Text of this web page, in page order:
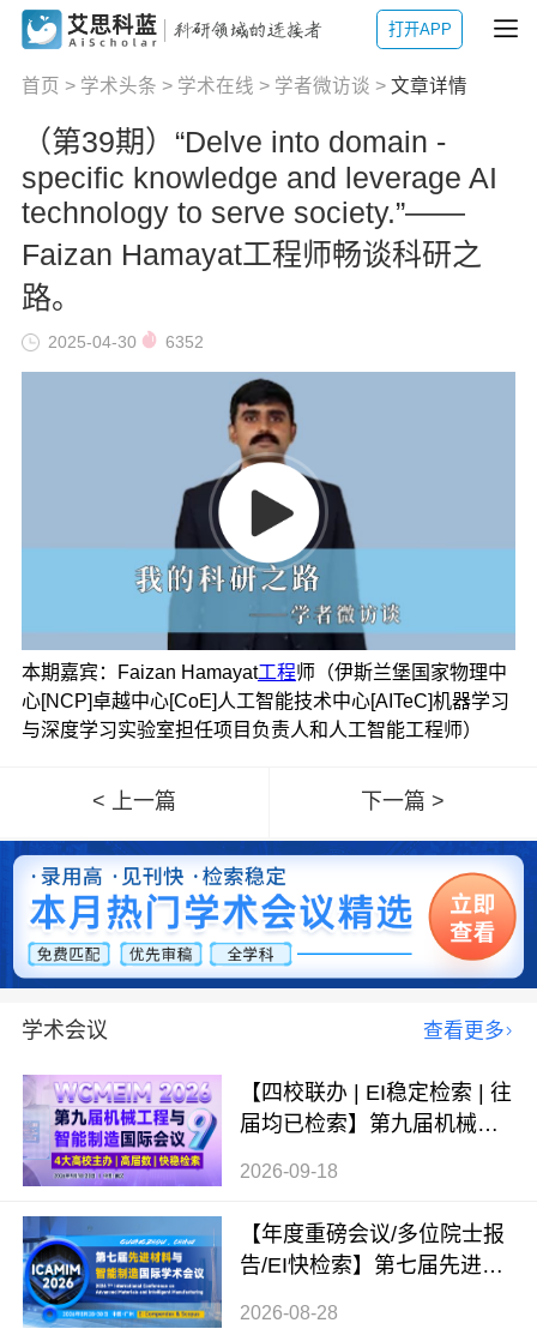
打开APP
首页 > 学术头条 > 学术在线 > 学者微访谈 > 文章详情
（第39期）“Delve into domain -
specific knowledge and leverage AI
technology to serve society.”——
Faizan Hamayat工程师畅谈科研之
路。
2025-04-30 6352
本期嘉宾：Faizan Hamayat工程师（伊斯兰堡国家物理中
心[NCP]卓越中心[CoE]人工智能技术中心[AITeC]机器学习
与深度学习实验室担任项目负责人和人工智能工程师）
< 上一篇 下一篇 >
学术会议 查看更多
【四校联办 | EI稳定检索 | 往
届均已检索】第九届机械工
MEIM 2026）
2026-09-18
【年度重磅会议/多位院士报
告/EI快检索】第七届先进材
（ICAMIM 2026）
2026-08-28